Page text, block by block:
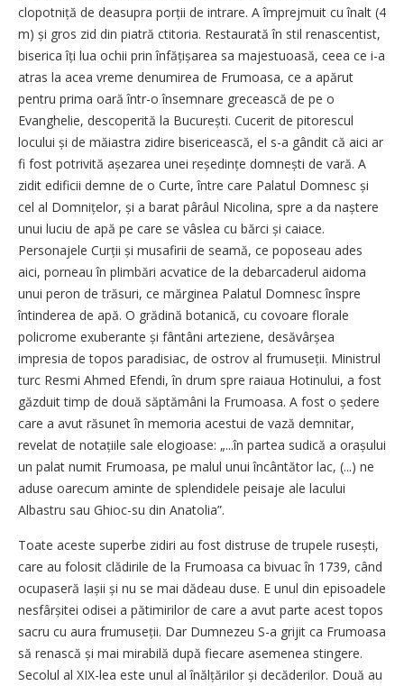
clopotniță de deasupra porții de intrare. A împrejmuit cu înalt (4
m) și gros zid din piatră ctitoria. Restaurată în stil renascentist,
biserica îți lua ochii prin înfățișarea sa majestuoasă, ceea ce i-a
atras la acea vreme denumirea de Frumoasa, ce a apărut
pentru prima oară într-o însemnare grecească de pe o
Evanghelie, descoperită la București. Cucerit de pitorescul
locului și de măiastra zidire bisericească, el s-a gândit că aici ar
fi fost potrivită așezarea unei reședințe domnești de vară. A
zidit edificii demne de o Curte, între care Palatul Domnesc și
cel al Domnițelor, și a barat pârâul Nicolina, spre a da naștere
unui luciu de apă pe care se vâslea cu bărci și caiace.
Personajele Curții și musafirii de seamă, ce poposeau ades
aici, porneau în plimbări acvatice de la debarcaderul aidoma
unui peron de trăsuri, ce mărginea Palatul Domnesc înspre
întinderea de apă. O grădină botanică, cu covoare florale
policrome exuberante și fântâni arteziene, desăvârșea
impresia de topos paradisiac, de ostrov al frumuseții. Ministrul
turc Resmi Ahmed Efendi, în drum spre raiaua Hotinului, a fost
găzduit timp de două săptămâni la Frumoasa. A fost o ședere
care a avut răsunet în memoria acestui de vază demnitar,
revelat de notațiile sale elogioase: „...în partea sudică a orașului
un palat numit Frumoasa, pe malul unui încântător lac, (...) ne
aduse oarecum aminte de splendidele peisaje ale lacului
Albastru sau Ghioc-su din Anatolia”.
Toate aceste superbe zidiri au fost distruse de trupele rusești,
care au folosit clădirile de la Frumoasa ca bivuac în 1739, când
ocupaseră Iașii și nu se mai dădeau duse. E unul din episoadele
nesfârșitei odisei a pătimirilor de care a avut parte acest topos
sacru cu aura frumuseții. Dar Dumnezeu S-a grijit ca Frumoasa
să renască și mai mirabilă după fiecare asemenea stingere.
Secolul al XIX-lea este unul al înălțărilor și decăderilor. Două au